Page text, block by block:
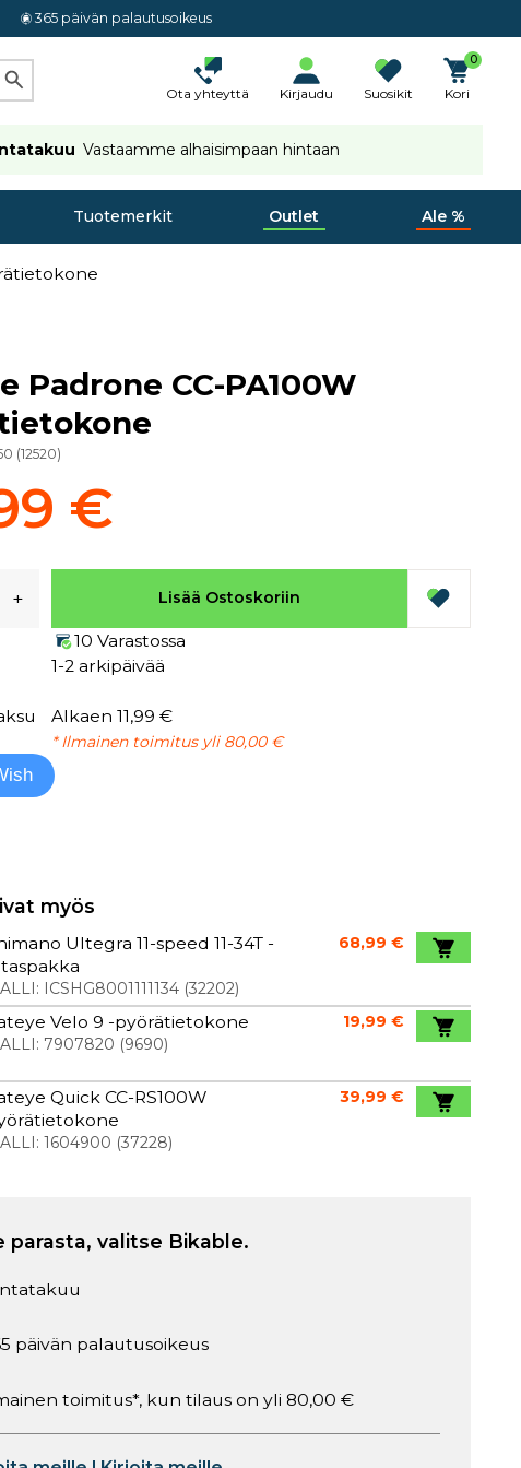
365 päivän palautusoikeus
Ota yhteyttä Kirjaudu Suosikit
0
Kori
Vastaamme alhaisimpaan hintaan
Tuotemerkit Outlet Ale %
Padrone CC-PA100W
(12520)
€
+ Lisää Ostoskoriin
10 Varastossa
1-2 arkipäivää
Alkaen 11,99 €
* Ilmainen toimitus yli 80,00 €
myös
Ultegra 11-speed 11-34T -
ICSHG8001111134(32202)
68,99 €
Velo 9 -pyörätietokone
7907820 (9690)
19,99 €
Quick CC-RS100W
1604900 (37228)
39,99 €
parasta, valitse Bikable.
päivän palautusoikeus
toimitus*, kun tilaus on yli 80,00 €